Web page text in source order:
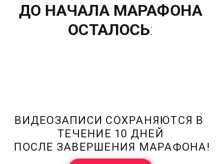
ДО НАЧАЛА МАРАФОНА
ОСТАЛОСЬ:
ВИДЕОЗАПИСИ СОХРАНЯЮТСЯ В
ТЕЧЕНИЕ 10 ДНЕЙ
ПОСЛЕ ЗАВЕРШЕНИЯ МАРАФОНА!